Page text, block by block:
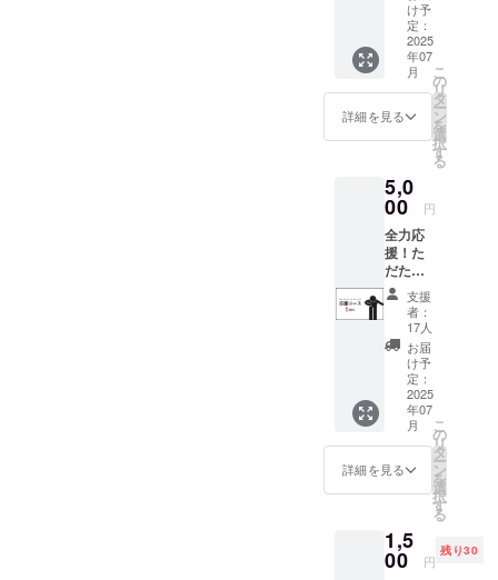
USIC Girls)
選手と保護
者様が学び
成長し共に
我々の強み
のメッ
セー
ジ】 感
謝の気
持ちを
込め
て、選
手たち
からお
メッ
セージ
をお送
りしま
す。
け予
定：
2025
年07
月
詳細を見る
こ
の
リ
タ
ー
ン
を
選
択
す
る
5,0
00 円
全力応
援！た
だただ
支援
コース
5,000円
【お礼
のメッ
セー
ジ】 感
謝の気
持ちを
込め
て、選
手たち
からお
メッ
セージ
をお送
支援
者：
17人
お届
け予
定：
2025
年07
月
詳細を見る
こ
の
リ
タ
ー
ン
を
選
択
す
る
1,5
00 円
残り30